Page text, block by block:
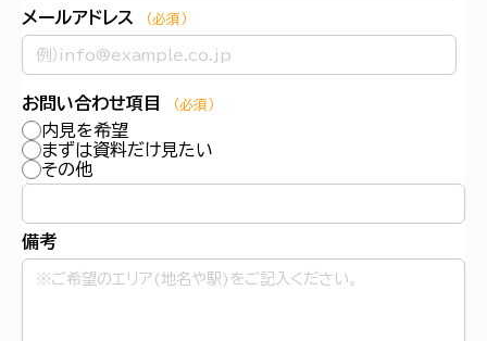
メールアドレス （必須）
お問い合わせ項目 （必須）
内見を希望
まずは資料だけ見たい
その他
備考